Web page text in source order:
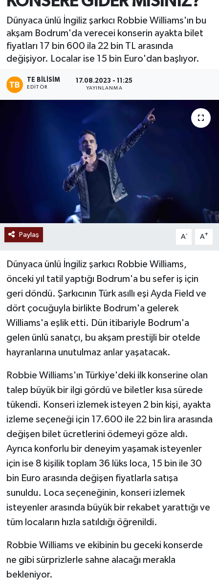
Dünyaca ünlü İngiliz şarkıcı Robbie Williams'ın bu
akşam Bodrum'da verecei konserin ayakta bilet
fiyatları 17 bin 600 ila 22 bin TL arasında
değişiyor. Localar ise 15 bin Euro'dan başlıyor.
TE BILISIM
EDITÖR
17.08.2023 - 11:25
YAYINLANMA
Paylaş A- A+
Dünyaca ünlü İngiliz şarkıcı Robbie Williams,
önceki yıl tatil yaptığı Bodrum'a bu sefer iş için
geri döndü. Şarkıcının Türk asıllı eşi Ayda Field ve
dört çocuğuyla birlikte Bodrum'a gelerek
Williams'a eşlik etti. Dün itibariyle Bodrum'a
gelen ünlü sanatçı, bu akşam prestijli bir otelde
hayranlarına unutulmaz anlar yaşatacak.
Robbie Williams'ın Türkiye'deki ilk konserine olan
talep büyük bir ilgi gördü ve biletler kısa sürede
tükendi. Konseri izlemek isteyen 2 bin kişi, ayakta
izleme seçeneği için 17.600 ile 22 bin lira arasında
değişen bilet ücretlerini ödemeyi göze aldı.
Ayrıca konforlu bir deneyim yaşamak isteyenler
için ise 8 kişilik toplam 36 lüks loca, 15 bin ile 30
bin Euro arasında değişen fiyatlarla satışa
sunuldu. Loca seçeneğinin, konseri izlemek
isteyenler arasında büyük bir rekabet yarattığı ve
tüm locaların hızla satıldığı öğrenildi.
Robbie Williams ve ekibinin bu geceki konserde
ne gibi sürprizlerle sahne alacağı merakla
bekleniyor.
Ekonomi
Sağlık